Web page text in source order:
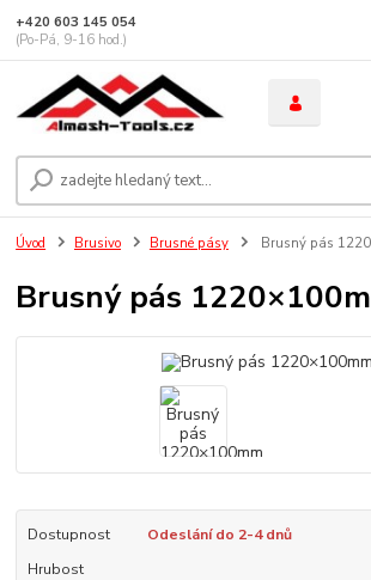
+420 603 145 054
(Po-Pá, 9-16 hod.)
Úvod Brusivo Brusné pásy Brusný pás
Brusný pás
Dostupnost
Odeslání do 2-4 dnů
Hrubost